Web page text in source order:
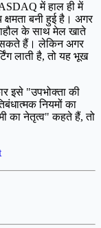
में हाल ही में
बनी हुई है। अगर
के साथ मेल खाते
सकते हैं। लेकिन अगर
लाती है, तो यह भूख
इसे "उपभोक्ता की
नियमों का
का नेतृत्व" कहते हैं, तो